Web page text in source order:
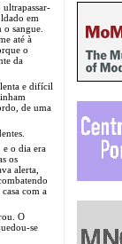
ultrapassar-
em
sangue.
até à
o
da
e difícil
de uma
e o dia era
os
alerta,
com a
O
se